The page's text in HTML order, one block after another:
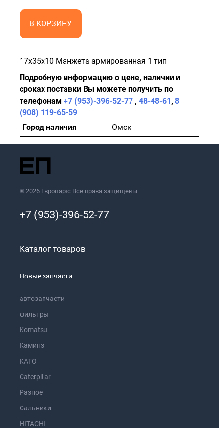
В КОРЗИНУ
17x35x10 Манжета армированная 1 тип
Подробную информацию о цене, наличии и
сроках поставки Вы можете получить по
телефонам +7 (953)-396-52-77 , 48-48-61, 8
(908) 119-65-59
Город наличия
Омск
© 2026 Европартс Все права защищены
+7 (953)-396-52-77
Каталог товаров
Новые запчасти
автозапчасти
фильтры
Komatsu
Каминз
KATO
Caterpillar
Разное
Сальники
HITACHI